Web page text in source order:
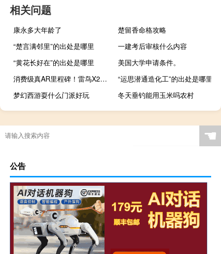
相关问题
康永多大年龄了
楚留香命格攻略
“楚言满邻里”的出处是哪里
一建考后审核什么内容
“黄花长好在”的出处是哪里
美国大学申请条件。
消费级真AR里程碑！雷鸟X2搭载高通骁龙XR2平台
“运思潜通造化工”的出处是哪里
梦幻西游耍什么门派好玩
冬天垂钓能用玉米吗农村
☚
公告